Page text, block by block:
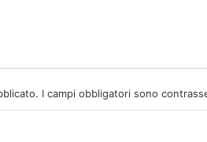
I campi obbligatori sono